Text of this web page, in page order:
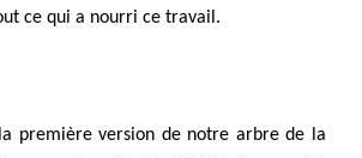
ce qui a nourri ce travail.
première version de notre arbre de la